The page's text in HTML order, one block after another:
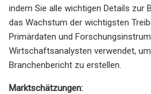
indem Sie alle wichtigen Details zur
das Wachstum der wichtigsten
Primärdaten und
Wirtschaftsanalysten verwendet,
Branchenbericht zu erstellen.
Marktschätzungen: